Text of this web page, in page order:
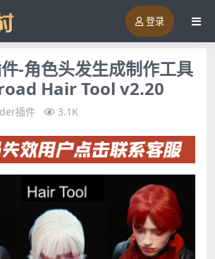
登录
-角色头发生成制作工具
Hair Tool v2.20
插件 3.1K